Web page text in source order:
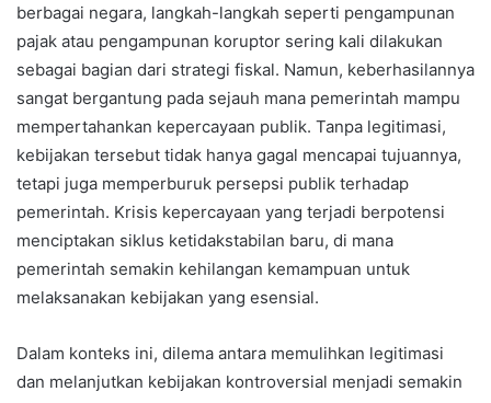
berbagai negara, langkah-langkah seperti pengampunan
pajak atau pengampunan koruptor sering kali dilakukan
sebagai bagian dari strategi fiskal. Namun, keberhasilannya
sangat bergantung pada sejauh mana pemerintah mampu
mempertahankan kepercayaan publik. Tanpa legitimasi,
kebijakan tersebut tidak hanya gagal mencapai tujuannya,
tetapi juga memperburuk persepsi publik terhadap
pemerintah. Krisis kepercayaan yang terjadi berpotensi
menciptakan siklus ketidakstabilan baru, di mana
pemerintah semakin kehilangan kemampuan untuk
melaksanakan kebijakan yang esensial.
Dalam konteks ini, dilema antara memulihkan legitimasi
dan melanjutkan kebijakan kontroversial menjadi semakin